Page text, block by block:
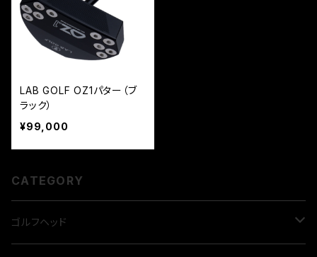
LAB GOLF OZ1パター（ブ
ラック）
¥99,000
CATEGORY
ゴルフヘッド